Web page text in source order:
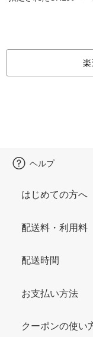
楽
ヘルプ
はじめての方へ
配送料・利用料
配送時間
お支払い方法
クーポンの使い